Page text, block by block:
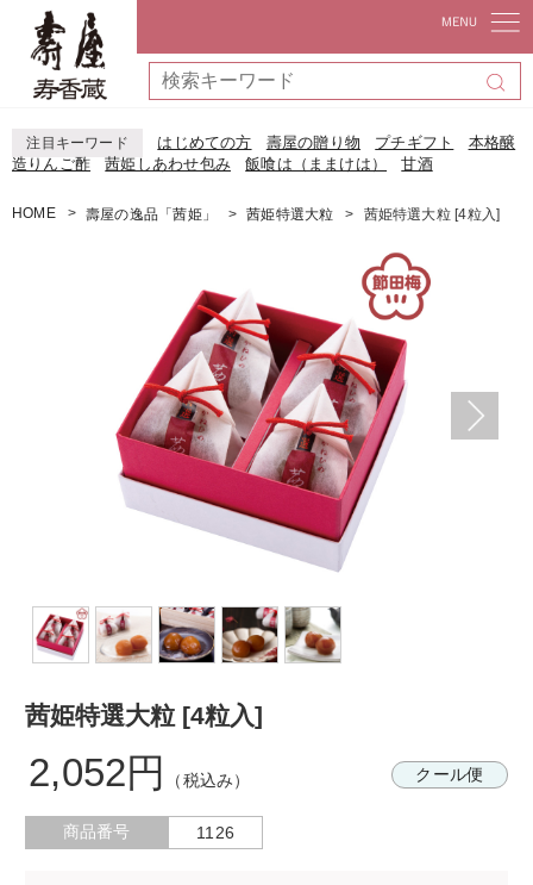
注目キーワード はじめての方 壽屋の贈り物 プチギフト
本格醸
造りんご酢
茜姫しあわせ包み 飯喰は（ままけは） 甘酒
HOME 壽屋の逸品「茜姫」 茜姫特選大粒 茜姫特選大粒 [4粒入]
茜姫特選大粒 [4粒入]
クール便
2,052円 （税込み）
商品番号 1126